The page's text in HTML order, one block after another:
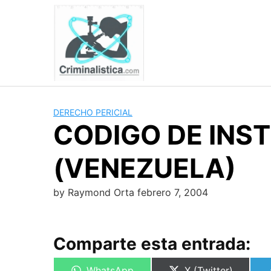
DERECHO PERICIAL
CODIGO DE
(VENEZUELA)
by Raymond Orta febrero 7, 2004
Comparte esta entrada: